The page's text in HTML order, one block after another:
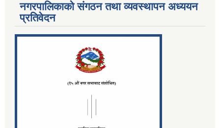
नगरपालिकाको संगठन तथा व्यवस्थापन अध्ययन
प्रतिवेदन